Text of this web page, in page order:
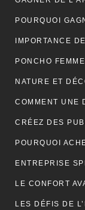
POURQUOI